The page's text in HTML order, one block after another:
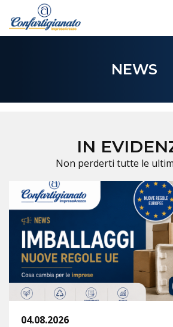
NEWS
IN
Non perderti tutte le
04.08.2026